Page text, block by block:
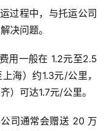
过程中，与托运公司
决问题。
用一般在 1.2元至2.5
海）约1.3元/公里，
）可达1.7元/公里。
司通常会赠送 20 万